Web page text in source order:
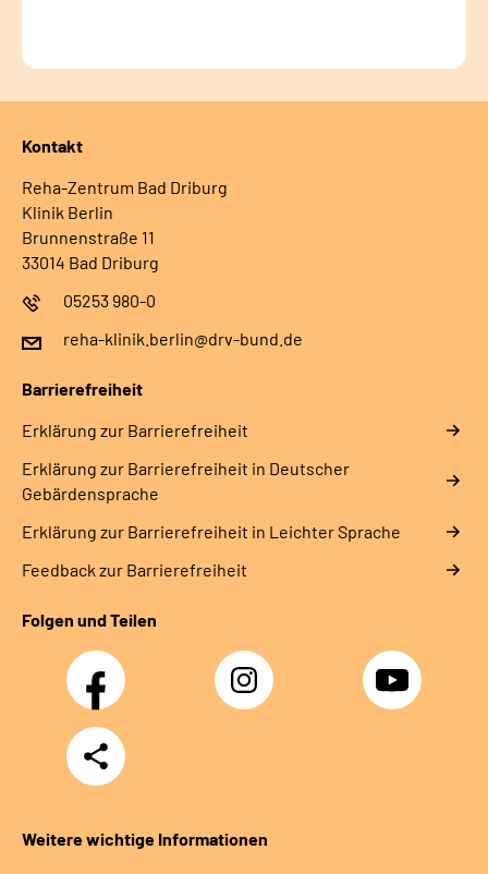
Kontakt
Reha-Zentrum Bad Driburg
Klinik Berlin
Brunnenstraße 11
33014 Bad Driburg
05253 980-0
reha-klinik.berlin@drv-bund.de
Barrierefreiheit
Erklärung zur Barrierefreiheit
Erklärung zur Barrierefreiheit in Deutscher
Gebärdensprache
Erklärung zur Barrierefreiheit in Leichter Sprache
Feedback zur Barrierefreiheit
Folgen und Teilen
Facebook Instagram YouTube
Teilen
Weitere wichtige Informationen